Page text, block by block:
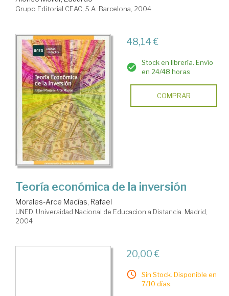
Grupo Editorial CEAC, S.A. Barcelona, 2004
48,14 €
Stock en librería. Envío
en 24/48 horas
COMPRAR
Teoría económica de la inversión
Morales-Arce Macías, Rafael
UNED. Universidad Nacional de Educacion a Distancia. Madrid,
2004
20,00 €
Sin Stock. Disponible en
7/10 días.